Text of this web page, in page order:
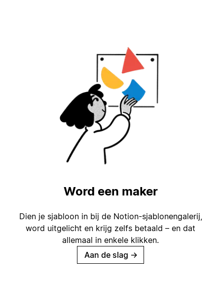
Word een maker
Dien je sjabloon in bij de Notion-sjablonengalerij,
word uitgelicht en krijg zelfs betaald – en dat
allemaal in enkele klikken.
Aan de slag →